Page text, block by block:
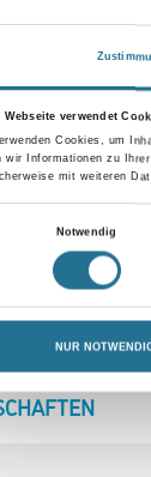
Webseite verwendet
Cookies, um
wir Informationen zu
mit weiteren
Notwendig
NUR